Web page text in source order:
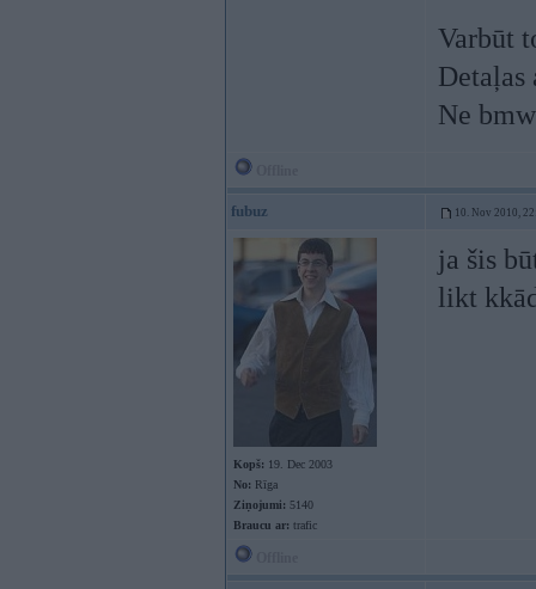
Varbūt
Ne
fubuz 10. Nov 2010,
Kopš: 19. Dec 2003
No: Rīga
Ziņojumi: 5140
Braucu ar: trafic
ja šis
likt